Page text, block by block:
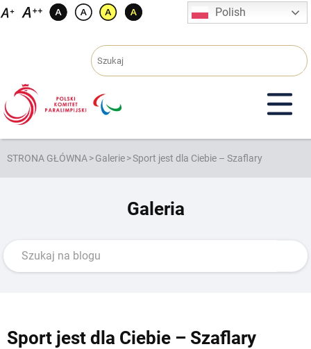
Przejdź
Polish
STRONA GŁÓWNA>Galerie>Sport jest dla Ciebie – Szaflary
Galeria
Sport jest dla Ciebie – Szaflary